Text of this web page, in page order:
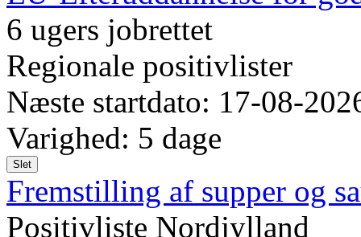
6 ugers jobrettet
Regionale positivlister
Næste startdato: 17-08-
Varighed: 5 dage
Slet
Fremstilling af supper og
Positivliste Nordjylland